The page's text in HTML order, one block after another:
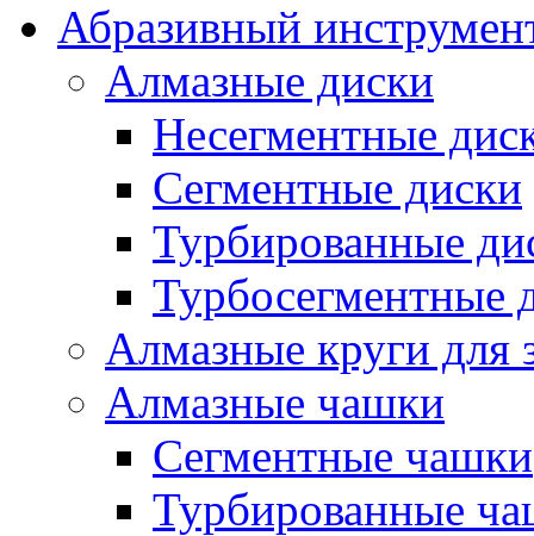
Абразивный
Алмазные диски
Несегментные
Сегментные диски
Турбированные
Турбосегментные
Алмазные круги для
Алмазные чашки
Сегментные чашки
Турбированные